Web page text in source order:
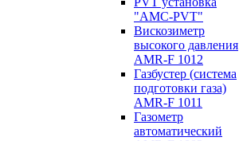
"AMC-PVT"
Вискозиметр
высокого давления
AMR-F 1012
Газбустер (система
подготовки газа)
AMR-F 1011
Газометр
автоматический